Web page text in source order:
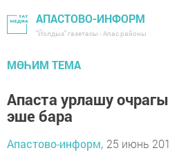
АПАСТОВО-ИНФОРМ
"Йолдыз" газетасы - Апас районы
МӨҺИМ ТЕМА
Апаста урлашу
эше бара
Апастово-информ, 25 июнь